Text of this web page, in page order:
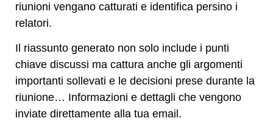
riunioni vengano catturati e identifica persino i
relatori.
Il riassunto generato non solo include i punti
chiave discussi ma cattura anche gli argomenti
importanti sollevati e le decisioni prese durante la
riunione… Informazioni e dettagli che vengono
inviate direttamente alla tua email.